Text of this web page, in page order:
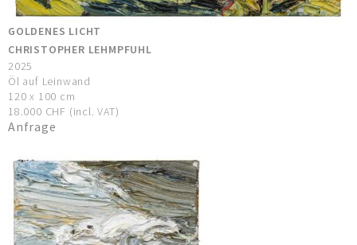
GOLDENES LICHT
CHRISTOPHER LEHMPFUHL
2025
Öl auf Leinwand
120 x 100 cm
18.000 CHF (incl. VAT)
Anfrage